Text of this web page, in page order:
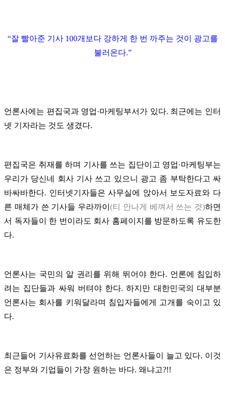
“잘 빨아준 기사 100개보다 강하게 한 번 까주는 것이 광고를
불러온다.”
언론사에는 편집국과 영업·마케팅부서가 있다. 최근에는 인터
넷 기자라는 것도 생겼다.
편집국은 취재를 하며 기사를 쓰는 집단이고 영업·마케팅부는
우리가 당신네 회사 기사 쓰고 있으니 광고 좀 부탁한다고 싸
바싸바한다. 인터넷기자들은 사무실에 앉아서 보도자료와 다
른 매체가 쓴 기사들 우라까이 (티 안나게 베껴서 쓰는 것)하면
서 독자들이 한 번이라도 회사 홈페이지를 방문하도록 유도한
다.
언론사는 국민의 알 권리를 위해 뛰어야 한다. 언론에 침입하
려는 집단들과 싸워 버텨야 한다. 하지만 대한민국의 대부분
언론사는 회사를 키워달라며 침입자들에게 고개를 숙이고 있
다.
최근들어 기사유료화를 선언하는 언론사들이 늘고 있다. 이것
은 정부와 기업들이 가장 원하는 바다. 왜냐고?!!